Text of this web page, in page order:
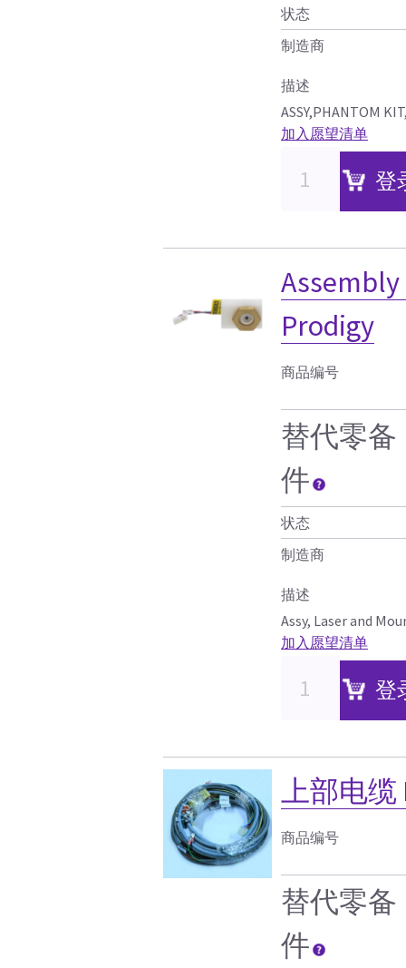
状态
制造商
描述
ASSY,PHANTOM
加入愿望清单
登
Prodigy
商品编号
替代零备
件
状态
制造商
描述
Assy, Laser and
加入愿望清单
登
上部电缆
商品编号
替代零备
件